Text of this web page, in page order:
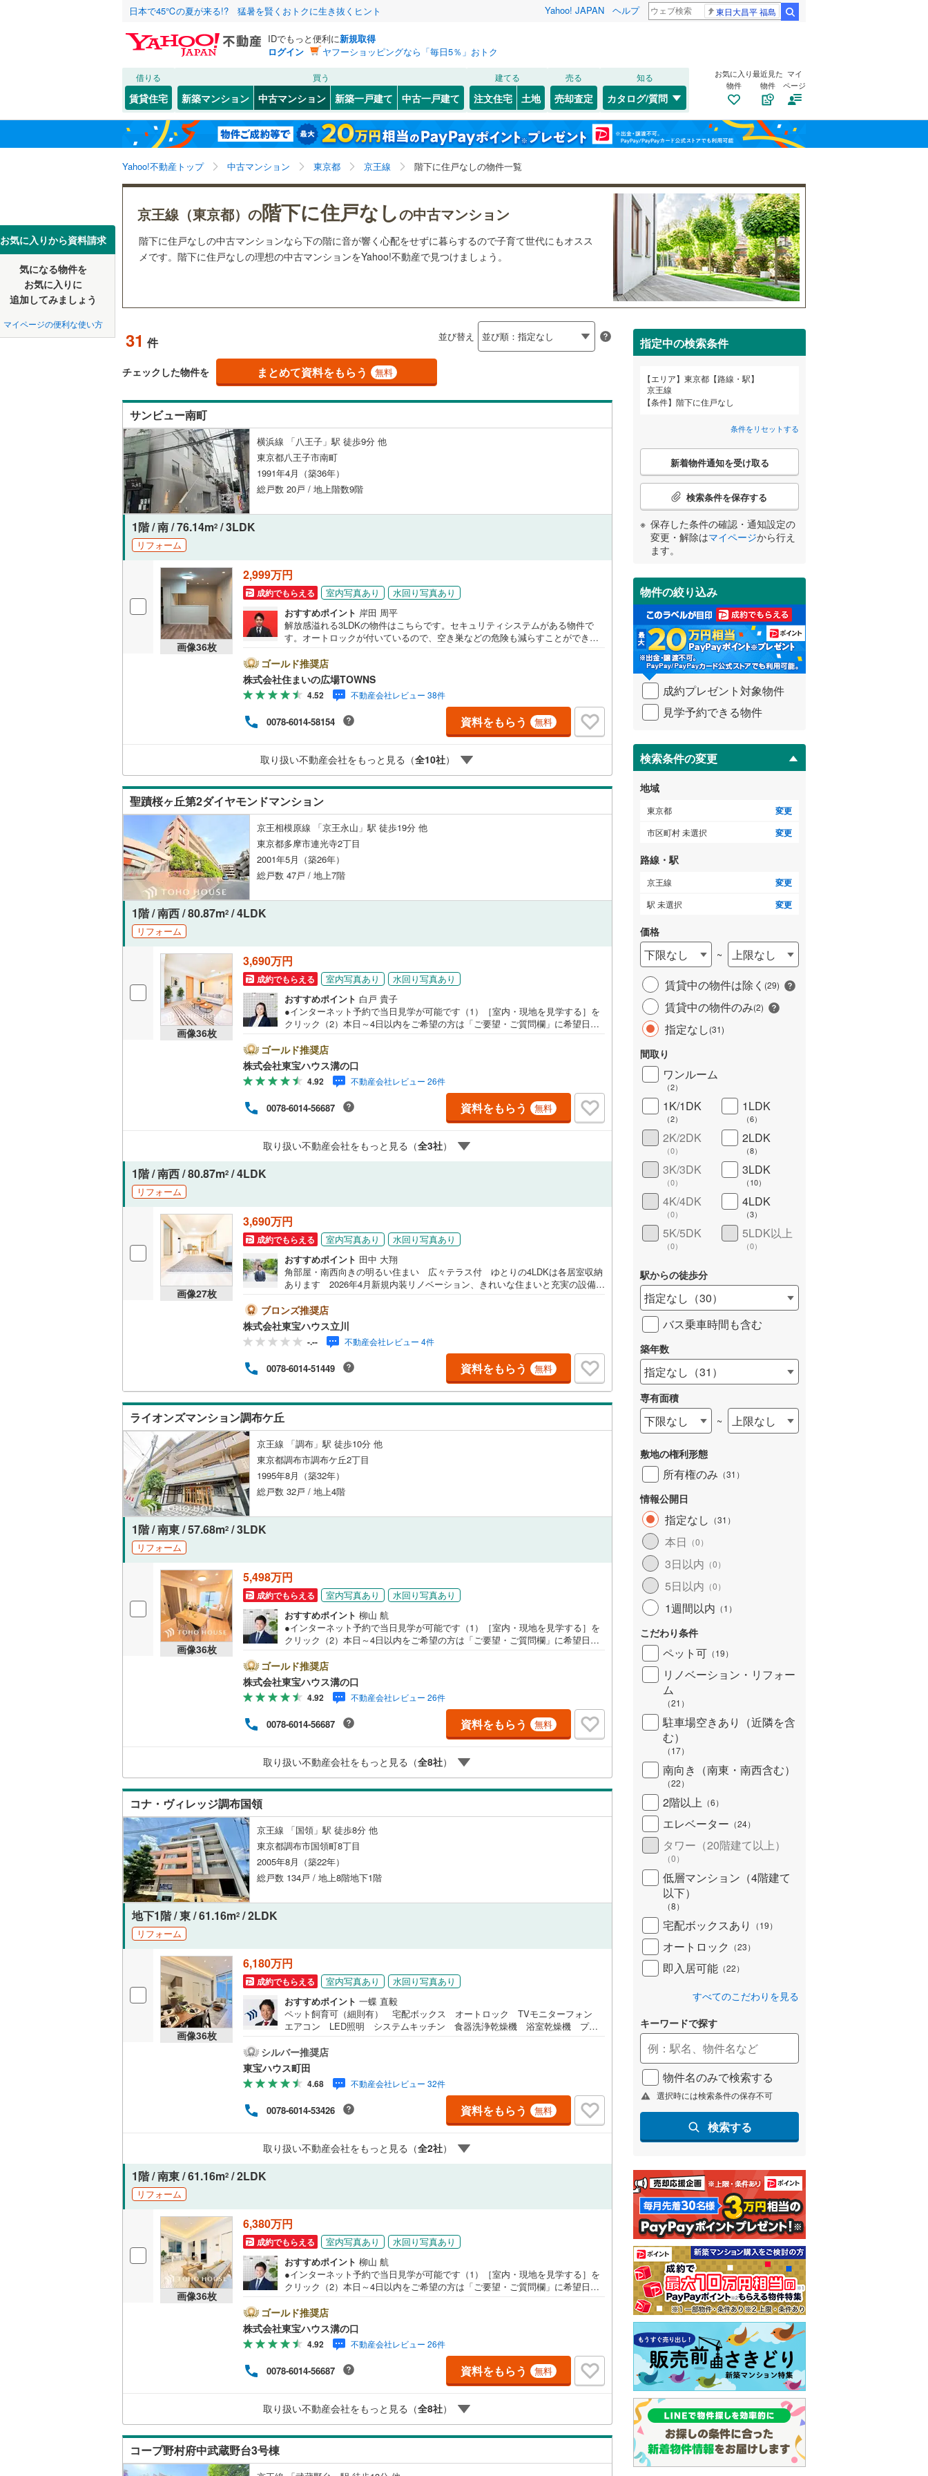
日本で45℃の夏が来る!? 猛暑を賢くおトクに生き抜くヒント Yahoo! JAPAN ヘルプ 東日大昌平 福島
IDでもっと便利に新規取得
ログイン
ヤフーショッピングなら「毎日5％」おトク
借りる
賃貸住宅
買う
新築マンション 中古マンション 新築一戸建て 中古一戸建て
建てる
注文住宅 土地
売る
売却査定
知る
カタログ/質問
お気に入り
物件
最近見た
物件
マイ
ページ
Yahoo!不動産トップ 中古マンション 東京都 京王線 階下に住戸なしの物件一覧
お気に入りから資料請求
気になる物件を
お気に入りに
追加してみましょう
マイページの便利な使い方
京王線（東京都）の階下に住戸なしの中古マンション
階下に住戸なしの中古マンションなら下の階に音が響く心配をせずに暮らするので子育て世代にもオスス
メです。階下に住戸なしの理想の中古マンションをYahoo!不動産で見つけましょう。
31 件 並び替え
チェックした物件を まとめて資料をもらう 無料
サンビュー南町
横浜線 「八王子」駅 徒歩9分 他
東京都八王子市南町
1991年4月（築36年）
総戸数 20戸 / 地上階数9階
1階 / 南 / 76.14m2 / 3LDK
リフォーム
画像36枚
2,999万円
成約でもらえる 室内写真あり
水回り写真あり
おすすめポイント 岸田 周平
解放感溢れる3LDKの物件はこちらです。セキュリティシステムがある物件で
す。オートロックが付いているので、空き巣などの危険も減らすことができま
配達せずに受け取ることができます。システムキッチンは必要な物が組み込ま
れているため、すぐ調理できます。専有面積が76.14平米以上ある物件でゆった
りと生活したい方にいかがでしょうか。お気に入りの中古マンションで満足度
の高い生活をしましょう。浴室乾燥機のあるお風呂場は洗濯物を干すときにも
便利です。機能的で使いやすいシステムキッチン付きなので、お料理を楽しめ
ます。3LDKの物件で、開放感のある生活を送る事が出来ます。駅から徒歩9分
の場所に位置する物件です。こちらの物件は南向きです。専有面積76.14平米以
ンとなっています。数ある物件の中から弊社の物件をご覧いただき、ありがと
うございます。心を込めてお手伝いさせて下さい
ゴールド推奨店
株式会社住まいの広場TOWNS
4.52 不動産会社レビュー 38件
0078-6014-58154 資料をもらう 無料
取り扱い不動産会社をもっと見る（全10社）
聖蹟桜ヶ丘第2ダイヤモンドマンション
京王相模原線 「京王永山」駅 徒歩19分 他
東京都多摩市連光寺2丁目
2001年5月（築26年）
総戸数 47戸 / 地上7階
1階 / 南西 / 80.87m2 / 4LDK
リフォーム
画像36枚
3,690万円
成約でもらえる 室内写真あり
水回り写真あり
おすすめポイント 白戸 貴子
●インターネット予約で当日見学が可能です（1）［室内・現地を見学する］を
クリック（2）本日～4日以内をご希望の方は「ご要望・ご質問欄」に希望日時
【Yahoo！ 不動産キャンペーン対象店舗】当店で物件を成約するとPayPayポイ
ントがもらえる「Yahoo！不動産 物件ご成約キャンペーン」の対象になりま
す。「資料をもらう」「見学予約をする」ボタンからお問い合わせください。※
必ずYahoo！ JAPAN IDでログインしてください。※PayPayポイントは出金と
譲渡はできません。たくさんのお客様からのお言葉に感謝してこれからも楽し
く素敵なお家探しをお約束します。お家探しを始めてみようと思われたらまず
は、お気軽に東宝ハウス溝の口に相談してみませんか？何も決まっていなくて
える「未来カレンダー」もご来店時に好評です。スタッフ一同いつでもお客様
のお問合せをお待ちしております。
ゴールド推奨店
株式会社東宝ハウス溝の口
4.92 不動産会社レビュー 26件
0078-6014-56687 資料をもらう 無料
取り扱い不動産会社をもっと見る（全3社）
1階 / 南西 / 80.87m2 / 4LDK
リフォーム
画像27枚
3,690万円
成約でもらえる 室内写真あり
水回り写真あり
おすすめポイント 田中 大翔
角部屋・南西向きの明るい住まい 広々テラス付 ゆとりの4LDKは各居室収納
あります 2026年4月新規内装リノベーション、きれいな住まいと充実の設備・
すくなっております。人気物件には特に問い合わせが集中するため、お早めに
お電話ください。「室内・現地を見学する」ボタンよりご予約いただくとご見
学がスムーズです。ご見学の際は車でお迎えに上がります。【東宝ハウス立川
のポイント】◆住宅ローンはお任せください！◆住宅ローンアドバイザーがご
質問にお答えいたします。・どこの銀行で借りるとお得なの？・適切な借入額
は？・「住宅ローン控除」ってなに？・「確定申告書」ってどうすればいい
の？◆ファイナンシャルプランナーに相談◆お金に関するあらゆるご相談を承
ります。・ライフプランのシミュレーション・生活収支の資金の流れを分かり
やすくグラフに表示・お客様のライフプランに合った資金計画のご提案
ブロンズ推奨店
株式会社東宝ハウス立川
-.-- 不動産会社レビュー 4件
0078-6014-51449 資料をもらう 無料
ライオンズマンション調布ケ丘
京王線 「調布」駅 徒歩10分 他
東京都調布市調布ケ丘2丁目
1995年8月（築32年）
総戸数 32戸 / 地上4階
1階 / 南東 / 57.68m2 / 3LDK
リフォーム
画像36枚
5,498万円
成約でもらえる 室内写真あり
水回り写真あり
おすすめポイント 柳山 航
●インターネット予約で当日見学が可能です（1）［室内・現地を見学する］を
クリック（2）本日～4日以内をご希望の方は「ご要望・ご質問欄」に希望日時
【Yahoo！ 不動産キャンペーン対象店舗】当店で物件を成約するとPayPayポイ
ントがもらえる「Yahoo！不動産 物件ご成約キャンペーン」の対象になりま
す。「資料をもらう」「見学予約をする」ボタンからお問い合わせください。※
必ずYahoo！ JAPAN IDでログインしてください。※PayPayポイントは出金と
譲渡はできません。たくさんのお客様からのお言葉に感謝してこれからも楽し
く素敵なお家探しをお約束します。お家探しを始めてみようと思われたらまず
は、お気軽に東宝ハウス溝の口に相談してみませんか？何も決まっていなくて
える「未来カレンダー」もご来店時に好評です。スタッフ一同いつでもお客様
のお問合せをお待ちしております。
ゴールド推奨店
株式会社東宝ハウス溝の口
4.92 不動産会社レビュー 26件
0078-6014-56687 資料をもらう 無料
取り扱い不動産会社をもっと見る（全8社）
コナ・ヴィレッジ調布国領
京王線 「国領」駅 徒歩8分 他
東京都調布市国領町8丁目
2005年8月（築22年）
総戸数 134戸 / 地上8階地下1階
地下1階 / 東 / 61.16m2 / 2LDK
リフォーム
画像36枚
6,180万円
成約でもらえる 室内写真あり
水回り写真あり
おすすめポイント 一蝶 直毅
ペット飼育可（細則有） 宅配ボックス オートロック TVモニターフォン
エアコン LED照明 システムキッチン 食器洗浄乾燥機 浴室乾燥機 プラ
ず、お客様一人一人を知り、理解することから始めます。お客様のお話をきち
んとお聞きし、しっかり話し合う「心」のコミュニケーションが大切になりま
す。だからこそ、それぞれのお客様にベストな「住まい」をご提案をすること
ができるのです。インターネット予約で当日見学が可能！（1）［室内・現地を
見学する］をクリック（2）本日～4日以内をご希望の方は「ご要望・ご質問
欄」に希望日時をご記入ください！【主要不動産流通各社の2025年度中間期の
売買仲介実績において、全国第9位の売買仲介実績です】※住宅新報よりたくさ
します。お家探しを始めてみようと思われたらまずは、お気軽に東宝ハウス町
田に相談してみませんか？スタッフ一同お客様のお問合せをお待ちしておりま
シルバー推奨店
東宝ハウス町田
4.68 不動産会社レビュー 32件
0078-6014-53426 資料をもらう 無料
取り扱い不動産会社をもっと見る（全2社）
1階 / 南東 / 61.16m2 / 2LDK
リフォーム
画像36枚
6,380万円
成約でもらえる 室内写真あり
水回り写真あり
おすすめポイント 柳山 航
●インターネット予約で当日見学が可能です（1）［室内・現地を見学する］を
クリック（2）本日～4日以内をご希望の方は「ご要望・ご質問欄」に希望日時
【Yahoo！ 不動産キャンペーン対象店舗】当店で物件を成約するとPayPayポイ
ントがもらえる「Yahoo！不動産 物件ご成約キャンペーン」の対象になりま
す。「資料をもらう」「見学予約をする」ボタンからお問い合わせください。※
必ずYahoo！ JAPAN IDでログインしてください。※PayPayポイントは出金と
譲渡はできません。たくさんのお客様からのお言葉に感謝してこれからも楽し
く素敵なお家探しをお約束します。お家探しを始めてみようと思われたらまず
は、お気軽に東宝ハウス溝の口に相談してみませんか？何も決まっていなくて
える「未来カレンダー」もご来店時に好評です。スタッフ一同いつでもお客様
のお問合せをお待ちしております。
ゴールド推奨店
株式会社東宝ハウス溝の口
4.92 不動産会社レビュー 26件
0078-6014-56687 資料をもらう 無料
取り扱い不動産会社をもっと見る（全8社）
コープ野村府中武蔵野台3号棟
指定中の検索条件
エリア
東京都【路線・駅】
京王線
条件
階下に住戸なし
条件をリセットする
こ
検
条
件
受
け
取
る
・
条
件
を
イ
ペ
ジ
に
保
存
す
る
新着物件通知を受け取る
検索条件を保存する
保存した条件の確認・通知設定の
変更・解除はマイページから行え
ます。
物件の絞り込み
成約プレゼント対象物件
見学予約できる物件
検索条件の変更
地域
東京都 変更
市区町村 未選択 変更
路線・駅
京王線 変更
駅 未選択 変更
価格
下限なし ~
上限なし
賃貸中の物件は除く (29)
賃貸中の物件のみ(2)
指定なし(31)
間取り
ワンルーム
（2）
1K/1DK
（2）
1LDK
（6）
2K/2DK
（0）
2LDK
（8）
3K/3DK
（0）
3LDK
（10）
4K/4DK
（0）
4LDK
（3）
5K/5DK
（0）
5LDK以上
（0）
駅からの徒歩分
指定なし （30）
バス乗車時間も含む
築年数
指定なし （31 ）
専有面積
下限なし ~ 上限なし
敷地の権利形態
所有権のみ （31 ）
情報公開日
指定なし （31 ）
本日 （0）
3日以内 （0）
5日以内 （0）
1週間以内 （1 ）
こだわり条件
ペット可 （19）
リノベーション・リフォー
ム
（21 ）
駐車場空きあり（近隣を含
む）
（17）
南向き（南東・南西含む）
（22）
2階以上 （6）
エレベーター （24）
タワー（20階建て以上）
（0）
低層マンション（4階建て
以下）
（8）
宅配ボックスあり （19）
オートロック （23）
即入居可能 （22）
すべてのこだわりを見る
キーワードで探す
物件名のみで検索する
選択時には検索条件の保存不可
検索する
北海道 北海道
東北 青森 岩手 宮城 秋田 山形 福島
関東 東京 神奈川 埼玉 千葉
新潟 長野
東海 愛知 岐阜 静岡 三重
和歌山
中国 鳥取 島根 岡山 広島 山口
高知
福岡 佐賀 長崎 鹿児島
該当物件0件 条件をリセットする
東京23区 千代田区(0) 中央区(3) 港区(10)
新宿区(22) 文京区(10) 渋谷区(15)
豊島区
(7 北区(15)
台東区( 江東区( 6
荒川区
6 足立区 25 葛飾区(5)
江戸川区(7) 中野区(9 杉並区(18)
目黒区(10)
大田区(17) 世田谷区(31)
東京23区以外 立川市(1) 武蔵野市(4)
三鷹市(3)
町田市( 2
東村山市(2) 国立市(0)
福生市( 0) 東大和市(2)
武蔵村山市(1)
羽村市(2)
西多摩郡瑞穂町
西多摩郡日の出町
西多摩郡奥多摩町(0)
大島町(0) 利島村 新島村(0)
神津島村(0) 三宅島三宅村(0) 御蔵島村(0)
八丈島八丈町( 小笠原村(0)
該当物件0件 条件をリセットする
該当物件0件 条件をリセットする
JR 東北本線(11) 常磐線(9) 高崎線(11)
湘南新宿ライン（宇都宮～逗子）
(17)
湘南新宿ライン（前橋～小田原）
(14)
総武本線(2)
南武線(3) 武蔵野線(1) 横浜線(4)
横須賀線(5) 中央本線（JR東日本） 青梅線 (6
京浜東北線(29)
常磐線（各駅停車）(14) 埼京線 ( 23 ) 総武線(38)
山形新幹線(1)
秋田新幹線(1) 北陸新幹線(1) 東海道新幹線(2)
地下鉄 東京メトロ丸ノ内線 ( 25 東京メトロ丸ノ内方南支線
東京メトロ日比谷線( 17
東京メトロ有楽町線(30) 東京メトロ半蔵門線(10) 東京メトロ南北線( 26
都営新宿線( 14
私鉄・その他 つくばエクスプレス(19 京成押上線(5)
東武伊勢崎線(16)
西武池袋線(19)
西武有楽町線(10) 西武新宿線(33)
西武多摩湖線 (3) 西武多摩川線 西武拝島線(7)
西武山口線(0) 京王高尾線(1)
京王相模原線 (11 ) 京王井の頭線(25) 小田急小田原線(17)
小田急多摩線(7 東急多摩川線(6)
東急大井町線( 14) 東急池上線(15)
東急目黒線( 10 ) 京急本線(11)
都電荒川線(18)
ゆりかもめ(2) 都営日暮里・舎人ライナー 東京臨海高速鉄道りんかい線
多摩モノレール(9) 埼玉高速鉄道(3)
該当物件0件 条件をリセットする
(5) 幡ケ谷 (1) (3) (0) (1) (1) (3) (1) (2) (2)
(0) つつじケ丘
(1)
(2) (3) (3) (4) (1) (0) (0)
(0) (0)
該当物件0件 条件をリセットする
こだわり条件 リフォーム、リノベーション
リノベーション・リフォーム
（21）
築古・築30年以上（16）
共用設備
宅配ボックスあり（ 自転車置き場（24）
トランクルーム（ ） エレベーター バイク置き場（14）
駐車場空きあり（近隣を含む）
オートロック 防犯カメラ（16）
管理・管理規約
24時間有人管理（1）
配置、向き、建ち方、日当たり
2階以上
階下に住戸なし（31）
構造・規模・施工・品質・工法関連
制震構造 （0）
低層マンション（4階建て以
下）（ 8 ）
立地
最寄りの駅が始発駅 （8 ） 小学校まで1km以内（22）
共用施設
コンシェルジュサービス ゲストルーム（4）
設備
床暖房（ 8） オール電化（ 2）
（24）
バリアフリー住宅
LD
リビングダイニング15畳以上
独立型キッチン（7） 対面キッチン（15）
浴室
浴室乾燥機あり（22） 浴室に窓あり （4）
バルコニー、庭
ルーフバルコニー（0） ワイドバルコニー
収納
ウォークインクローゼット
（18）
即入居可能
オンライン対応
オンライン内見(相談)可（24） IT重説可（19）
オンライン対応とは？ 詳しく見る
該当物件0件 条件をリセットする
検索条件を保存しました
この検索条件の新着物件通知は、 マイページから設定できます。
保存した条件を見る
東京都、京王線、階下に住戸なし
検索条件を保存する
マイページ
閉じる お気に入りリストを見る
閉じる
閉じる お気に入りリストを見る
閉じる